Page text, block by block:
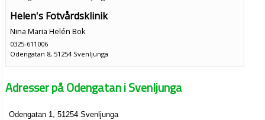
Helen's Fotvårdsklinik
Nina Maria Helén Bok
0325-611006
Odengatan 8, 51254 Svenljunga
Adresser på Odengatan i Svenljunga
Odengatan 1, 51254 Svenljunga